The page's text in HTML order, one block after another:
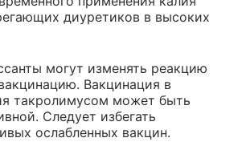
диуретиков в высоких
могут изменять реакцию
Вакцинация в
такролимусом может быть
Следует избегать
ослабленных вакцин.